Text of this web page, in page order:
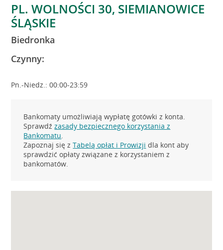
PL. WOLNOŚCI 30, SIEMIANOWICE
ŚLĄSKIE
Biedronka
Czynny:
Pn.-Niedz.: 00:00-23:59
Bankomaty umożliwiają wypłatę gotówki z konta.
Sprawdźzasady bezpiecznego korzystania z
Bankomatu.
Zapoznaj się zTabelą opłat i Prowizji dla kont aby
sprawdzić opłaty związane z korzystaniem z
bankomatów.